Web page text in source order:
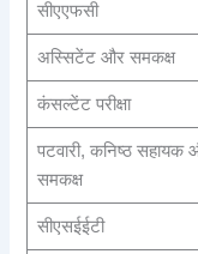
सीएएफसी
अस्सिटेंट और समकक्ष
कंसल्टेंट परीक्षा
पटवारी, कनिष्ठ सहायक
समकक्ष
सीएसईईटी